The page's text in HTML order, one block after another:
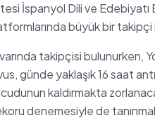
İspanyol Dili ve
büyük bir
takipçisi bulunurken,
günde yaklaşık 16 saat
kaldırmakta
denemesiyle de